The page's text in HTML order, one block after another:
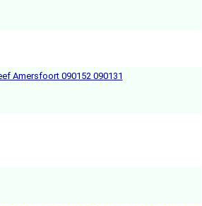
Amersfoort 090152 090131